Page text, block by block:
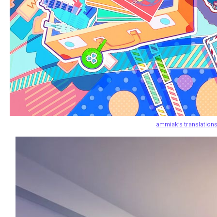
ammiak’s translations